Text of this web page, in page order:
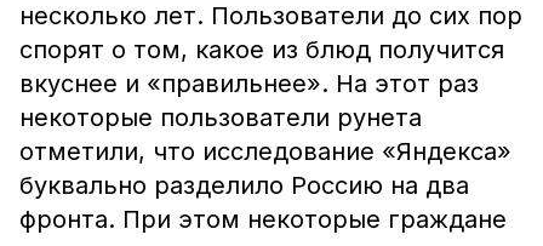
несколько лет. Пользователи до сих пор
спорят о том, какое из блюд получится
вкуснее и «правильнее». На этот раз
некоторые пользователи рунета
отметили, что исследование «Яндекса»
буквально разделило Россию на два
фронта. При этом некоторые граждане